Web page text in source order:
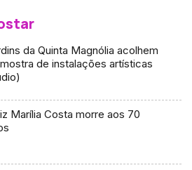
da Quinta Magnólia acolhem
mostra de instalações artísticas
Marília Costa morre aos 70